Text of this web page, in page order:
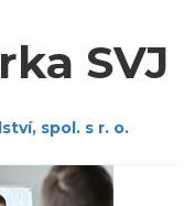
SVJ
spol. s r. o.